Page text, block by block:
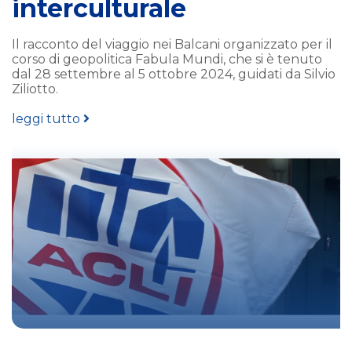
interculturale
Il racconto del viaggio nei Balcani organizzato per il
corso di geopolitica Fabula Mundi, che si è tenuto
dal 28 settembre al 5 ottobre 2024, guidati da Silvio
Ziliotto.
leggi tutto